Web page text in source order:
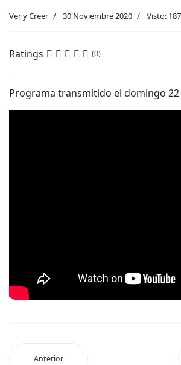
Ver y Creer 30 Noviembre 2020 Visto:
Ratings (0)
Programa transmitido el domingo
Anterior